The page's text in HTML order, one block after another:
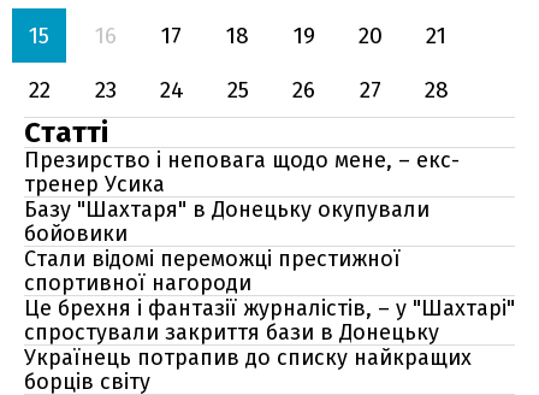
15
16 17 18 19 20
21
22
23 24 25 26 27 28
Статті
Презирство і неповага щодо мене, – екс-
тренер Усика
Базу "Шахтаря" в Донецьку окупували
бойовики
Стали відомі переможці престижної
спортивної нагороди
Це брехня і фантазії журналістів, – у "Шахтарі"
спростували закриття бази в Донецьку
Українець потрапив до списку найкращих
борців світу